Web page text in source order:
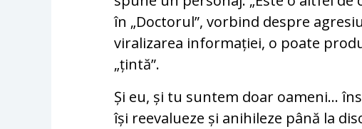
în „Doctorul”, vorbind despre
viralizarea informației, o poate
„țintă”.
Și eu, și tu suntem doar oameni…
își reevalueze și anihileze până la